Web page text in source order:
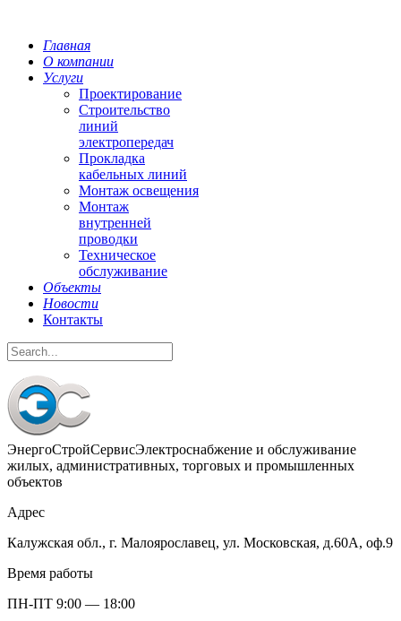
Главная
О компании
Услуги
Проектирование
Строительство
линий
электропередач
Прокладка
кабельных линий
Монтаж освещения
Монтаж
внутренней
проводки
Техническое
обслуживание
Объекты
Новости
Контакты
ЭнергоСтройСервисЭлектроснабжение и обслуживание
жилых, административных, торговых и промышленных
объектов
Адрес
Калужская обл., г. Малоярославец, ул. Московская, д.60А, оф.9
Время работы
ПН-ПТ 9:00 — 18:00